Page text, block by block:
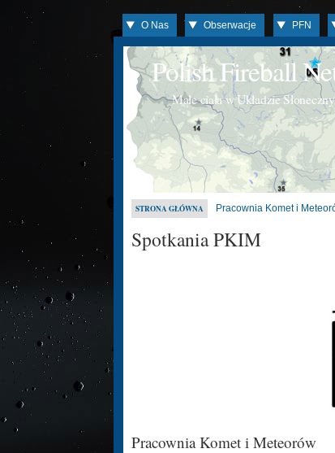
O Nas Obserwacje PFN
Polish Fireball
Małe ciała w Układzie
STRONA GŁÓWNA Pracownia Komet i
Spotkania PKIM
Pracownia Komet i Meteorów